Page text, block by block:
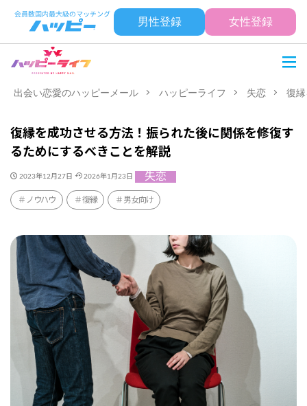
男性登録 女性登録
出会い恋愛のハッピーメール ハッピーライフ 失恋 復
復縁を成功させる方法！振られた後に関係を修復す
るためにするべきことを解説
2023年12月27日 2026年1月23日 失恋
ノウハウ 復縁 男女向け